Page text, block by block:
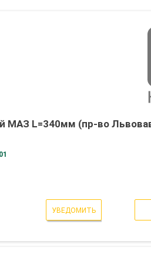
МАЗ L=340мм (пр-во
УВЕДОМИТЬ